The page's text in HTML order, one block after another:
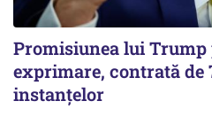
Promisiunea lui
exprimare, contrată de
instanțelor